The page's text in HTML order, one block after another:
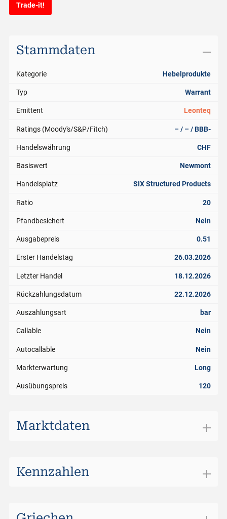
Trade-it!
Stammdaten
Kategorie Hebelprodukte
Typ Warrant
Emittent Leonteq
Ratings (Moody's/S&P/Fitch) – / – / BBB-
Handelswährung CHF
Basiswert Newmont
Handelsplatz SIX Structured Products
Ratio 20
Pfandbesichert Nein
Ausgabepreis 0.51
Erster Handelstag 26.03.2026
Letzter Handel 18.12.2026
Rückzahlungsdatum 22.12.2026
Auszahlungsart bar
Callable Nein
Autocallable Nein
Markterwartung Long
Ausübungspreis 120
Marktdaten
Handelswährung
Kennzahlen
Abstand zum Strike